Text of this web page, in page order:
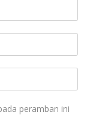
peramban ini